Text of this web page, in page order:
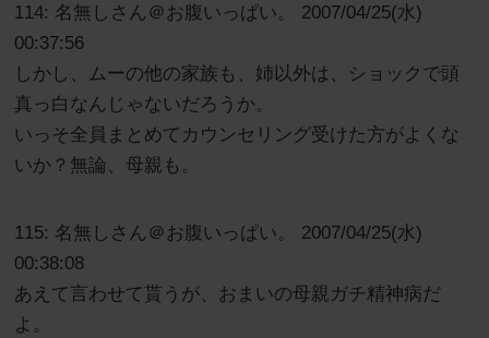
114: 名無しさん＠お腹いっぱい。 2007/04/25(水)
00:37:56
しかし、ムーの他の家族も、姉以外は、ショックで頭
真っ白なんじゃないだろうか。
いっそ全員まとめてカウンセリング受けた方がよくな
いか？無論、母親も。
115: 名無しさん＠お腹いっぱい。 2007/04/25(水)
00:38:08
あえて言わせて貰うが、おまいの母親ガチ精神病だ
よ。